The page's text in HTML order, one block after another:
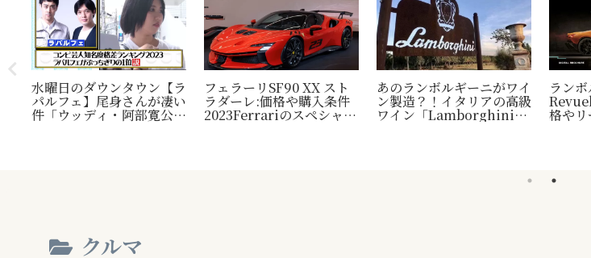
水曜日のダウンタウン【ラ
パルフェ】尾身さんが凄い
件「ウッディ・阿部寛公
フェラーリSF90 XX スト
ラダーレ:価格や購入条件
2023Ferrariのスペシャル
あのランボルギーニがワイ
ン製造？！イタリアの高級
ワイン「Lamborghini」
ラン
格や
クルマ